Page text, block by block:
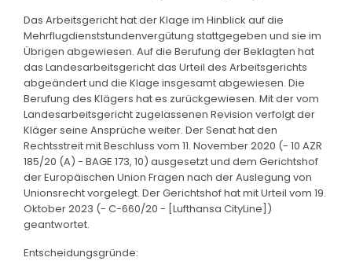
Das Arbeitsgericht hat der Klage im Hinblick auf die
Mehrflugdienststundenvergütung stattgegeben und sie im
Übrigen abgewiesen. Auf die Berufung der Beklagten hat
das Landesarbeitsgericht das Urteil des Arbeitsgerichts
abgeändert und die Klage insgesamt abgewiesen. Die
Berufung des Klägers hat es zurückgewiesen. Mit der vom
Landesarbeitsgericht zugelassenen Revision verfolgt der
Kläger seine Ansprüche weiter. Der Senat hat den
Rechtsstreit mit Beschluss vom 11. November 2020 (- 10 AZR
185/20 (A) - BAGE 173, 10) ausgesetzt und dem Gerichtshof
der Europäischen Union Fragen nach der Auslegung von
Unionsrecht vorgelegt. Der Gerichtshof hat mit Urteil vom 19.
Oktober 2023 (- C-660/20 - [Lufthansa CityLine])
geantwortet.
Entscheidungsgründe: